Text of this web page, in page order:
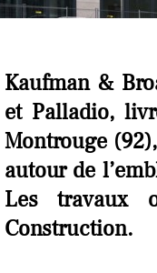
Kaufman &
et Palladio,
Montrouge
autour de
Les travaux
Construction.